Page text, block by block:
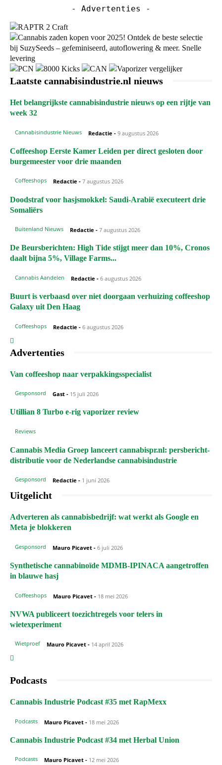
- Advertenties -
Laatste cannabisindustrie.nl nieuws
Het belangrijkste cannabisindustrie nieuws op een rijtje van
week 32
Cannabisindustrie Nieuws Redactie - 9 augustus 2026
Coffeeshop Eerste Kamer Leiden per direct gesloten door
burgemeester voor drie maanden
Coffeeshops Redactie - 7 augustus 2026
Doodstraf voor hasjsmokkel: Saudi-Arabië executeert drie
Somaliërs
Buitenland Nieuws Redactie - 7 augustus 2026
De Beursberichten: High Tide stijgt meer dan 10%, Cronos
daalt bijna 5%, Village Farms...
Cannabis Aandelen Redactie - 6 augustus 2026
Buurt is verbaasd over niet doorgaan verhuizing coffeeshop
Galaxy uit Den Haag
Coffeeshops Redactie - 6 augustus 2026
Advertenties
Van coffeeshop naar verpakkingsspecialist
Gesponsord Gast - 15 juli 2026
Utillian 8 Turbo e-rig vaporizer review
Reviews
Cannabis Media Groep lanceert cannabispr.nl: persbericht-
distributie voor de Nederlandse cannabisindustrie
Gesponsord Redactie - 1 juni 2026
Uitgelicht
Adverteren als cannabisbedrijf: wat werkt als Google en
Meta je blokkeren
Gesponsord Mauro Picavet - 6 juli 2026
Synthetische cannabinoïde MDMB-IPINACA aangetroffen
in blauwe hasj
Coffeeshops Mauro Picavet - 18 mei 2026
NVWA publiceert toezichtregels voor telers in
wietexperiment
Wietproef Mauro Picavet - 14 april 2026
Podcasts
Cannabis Industrie Podcast #35 met RapMexx
Podcasts Mauro Picavet - 18 mei 2026
Cannabis Industrie Podcast #34 met Herbal Union
Podcasts Mauro Picavet - 12 mei 2026